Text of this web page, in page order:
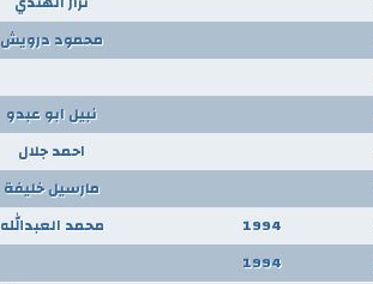
محمود درويش
نبيل ابو عبدو
احمد جلال
مارسيل خليفة
1994 محمد العبدالله
1994